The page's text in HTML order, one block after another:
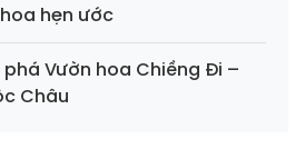
hẹn ước
phá Vườn hoa Chiềng Đi –
Châu